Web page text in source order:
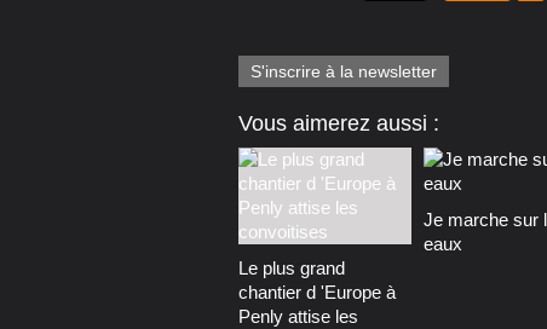
S'inscrire à la newsletter
Vous aimerez aussi :
Le plus grand
chantier d 'Europe à
Penly attise les
Je marche sur
eaux